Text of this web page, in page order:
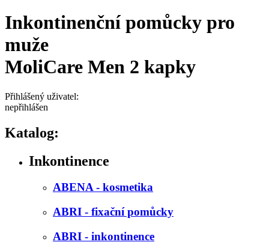
Inkontinenční pomůcky pro
muže
MoliCare Men 2 kapky
Přihlášený uživatel:
nepřihlášen
Katalog:
Inkontinence
ABENA - kosmetika
ABRI - fixační pomůcky
ABRI - inkontinence